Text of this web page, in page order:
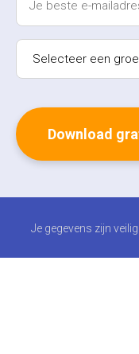
Je gegevens zijn